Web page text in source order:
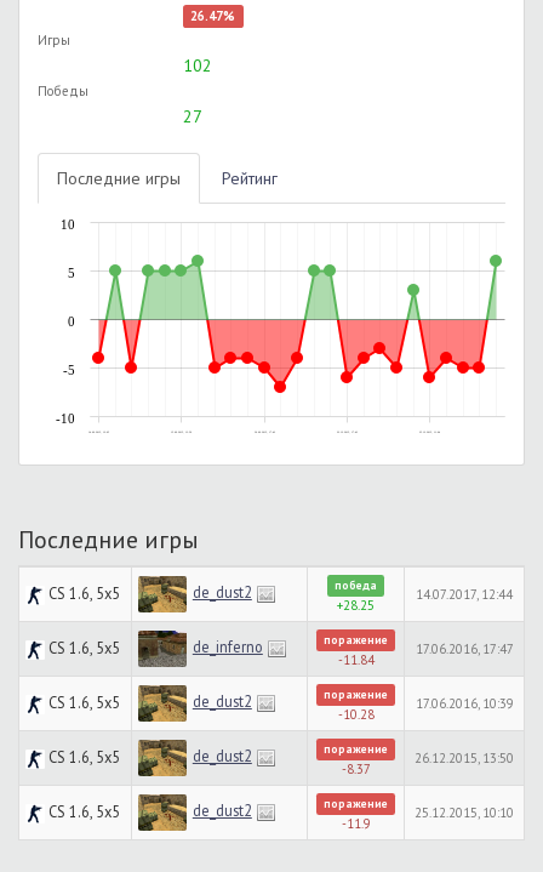
26.47%
Игры
102
Победы
27
Последние игры Рейтинг
14.09.2015, 12:05 15.09.2015, 13:59 30.09.2015, 17:42 22.12.2015, 17:43 25.12.2015, 11:04
-10
-5
0
5
10
Последние игры
CS 1.6, 5x5 de_dust2 победа
+28.25
14.07.2017, 12:44
CS 1.6, 5x5 de_inferno поражение
-11.84
17.06.2016, 17:47
CS 1.6, 5x5 de_dust2 поражение
-10.28
17.06.2016, 10:39
CS 1.6, 5x5 de_dust2 поражение
-8.37
26.12.2015, 13:50
CS 1.6, 5x5 de_dust2 поражение
-11.9
25.12.2015, 10:10